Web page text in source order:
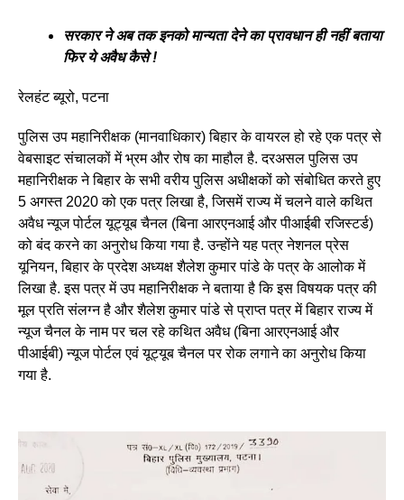
सरकार ने अब तक इनको मान्यता देने का प्रावधान ही नहीं बताया
फिर ये अवैध कैसे !
रेलहंट ब्यूरो, पटना
पुलिस उप महानिरीक्षक (मानवाधिकार) बिहार के वायरल हो रहे एक पत्र से
वेबसाइट संचालकों में भ्रम और रोष का माहौल है. दरअसल पुलिस उप
महानिरीक्षक ने बिहार के सभी वरीय पुलिस अधीक्षकों को संबोधित करते हुए
5 अगस्त 2020 को एक पत्र लिखा है, जिसमें राज्य में चलने वाले कथित
अवैध न्यूज पोर्टल यूट्यूब चैनल (बिना आरएनआई और पीआईबी रजिस्टर्ड)
को बंद करने का अनुरोध किया गया है. उन्होंने यह पत्र नेशनल प्रेस
यूनियन, बिहार के प्रदेश अध्यक्ष शैलेश कुमार पांडे के पत्र के आलोक में
लिखा है. इस पत्र में उप महानिरीक्षक ने बताया है कि इस विषयक पत्र की
मूल प्रति संलग्न है और शैलेश कुमार पांडे से प्राप्त पत्र में बिहार राज्य में
न्यूज चैनल के नाम पर चल रहे कथित अवैध (बिना आरएनआई और
पीआईबी) न्यूज पोर्टल एवं यूट्यूब चैनल पर रोक लगाने का अनुरोध किया
गया है.